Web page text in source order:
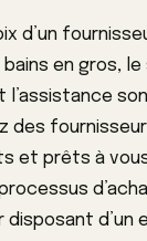
d’un
en gros, le
l’assistance
des
et prêts à
disposant d’un